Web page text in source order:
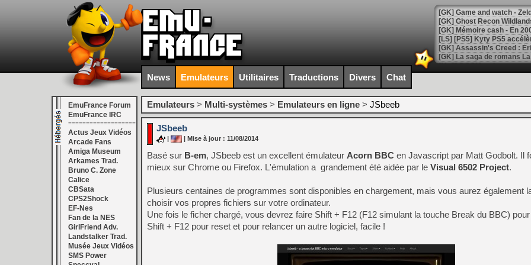
[Mo5] DOOM arrive en
[GK] Bethesda fête les 30
[GK] Roblox : l'action en
[GK] Agenda - GeForce
[LS] [PS5] ps5-y2jb-
[GK] Pourquoi Marvel
[GK] Test : Restory : Chill
[GK] GTA 6 : Rockstar
[GK] Hot Wheels Infinite
[GK] Mémoire cash -
[GK] Résultats Nintendo :
[GK] Déjà des
[Mo5] Brickboy cherche à
[GK] Minecraft et ses «
News Emulateurs Utilitaires Traductions Divers Chat
EmuFrance Forum
EmuFrance IRC
===================
Actus Jeux Vidéos
Arcade Fans
Amiga Museum
Arkames Trad.
Bruno C. Zone
Calice
CBSata
CPS2Shock
EF-Nes
Fan de la NES
GirlFriend Adv.
Landstalker Trad.
Musée Jeux Vidéos
SMS Power
Emulateurs > Multi-systèmes > Emulateurs en ligne > JSbeeb
JSbeeb
| | Mise à jour : 11/08/2014
Basé sur B-em, JSbeeb est un excellent émulateur Acorn BBC en Javascript par Matt Godbolt. Il
mieux sur Chrome ou Firefox. L'émulation a grandement été aidée par le Visual 6502 Project.
Plusieurs centaines de programmes sont disponibles en chargement, mais vous aurez également
choisir vos propres fichiers sur votre ordinateur.
Une fois le ficher chargé, vous devrez faire Shift + F12 (F12 simulant la touche Break du BBC) pour
Shift + F12 pour reset et pour relancer un autre logiciel, facile !